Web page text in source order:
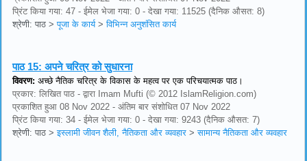
प्रिंट किया गया: 47 - ईमेल भेजा गया: 0 - देखा गया: 11525 (दैनिक औसत: 8)
श्रेणी: पाठ >पूजा के कार्य>विभिन्न अनुशंसित कार्य
पाठ 15: अपने चरित्र को सुधारना
विवरण: अच्छे नैतिक चरित्र के विकास के महत्व पर एक परिचयात्मक पाठ।
प्रकार: लिखित पाठ - द्वारा Imam Mufti (© 2012 IslamReligion.com)
प्रकाशित हुआ 08 Nov 2022 - अंतिम बार संशोधित 07 Nov 2022
प्रिंट किया गया: 34 - ईमेल भेजा गया: 0 - देखा गया: 9243 (दैनिक औसत: 7)
श्रेणी: पाठ >इस्लामी जीवन शैली, नैतिकता और व्यवहार >सामान्य नैतिकता और व्यवहार